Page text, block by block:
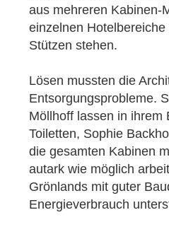
aus mehreren Kabinen-
einzelnen
Stützen stehen.
Lösen mussten die
Entsorgungsprobleme.
Möllhoff lassen in ihrem
Toiletten, Sophie
die gesamten Kabinen
autark wie möglich
Grönlands mit guter
Energieverbrauch